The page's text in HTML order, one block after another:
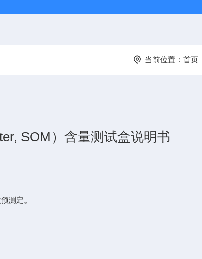
当前位置： 首页
SOM）含量测试盒说明书
测定。